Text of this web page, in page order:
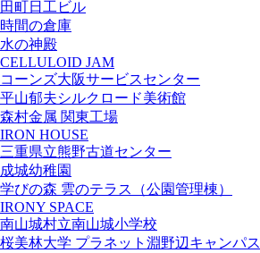
田町日工ビル
時間の倉庫
水の神殿
CELLULOID JAM
コーンズ大阪サービスセンター
平山郁夫シルクロード美術館
森村金属 関東工場
IRON HOUSE
三重県立熊野古道センター
成城幼稚園
学びの森 雲のテラス（公園管理棟）
IRONY SPACE
南山城村立南山城小学校
桜美林大学 プラネット淵野辺キャンパス